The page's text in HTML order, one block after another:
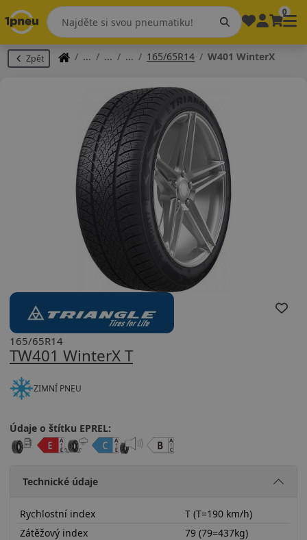
0
Zpět 165/65R14 W401 WinterX
TW401 WinterX T
165/65R14
ZIMNÍ PNEU
Údaje o štítku EPREL:
Technické údaje
Rychlostní index
T (T=190 km/h)
Zátěžový index
79 (79=437kg)